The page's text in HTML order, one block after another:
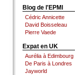
Blog de l'EPMI
Cédric Annicette
David Boisseleau
Pierre Vaede
Expat en UK
Aurélia à Edimbourg
De Paris à Londres
Jayworld